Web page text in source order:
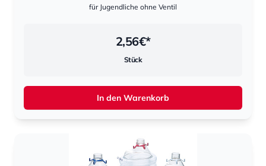
für Jugendliche ohne Ventil
2,56€*
Stück
In den Warenkorb